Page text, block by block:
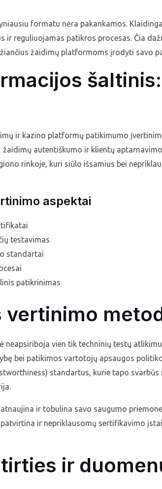
formatu nėra pakankamos.
ir reguliuojamas patikros procesas. Čia
žaidimų platformoms įrodyti savo
šaltinis:
ir kazino platformų patikimumo
autentiškumo ir klientų
rinkoje, kuri siūlo išsamius bei
aspektai
testavimas
standartai
patikrinimas
vertinimo
neapsiriboja vien tik techninių testų
bei patikimos vartotojų apsaugos
standartus, kurie tapo
ir tobulina savo saugumo
ir nepriklausomų sertifikavimo
ir